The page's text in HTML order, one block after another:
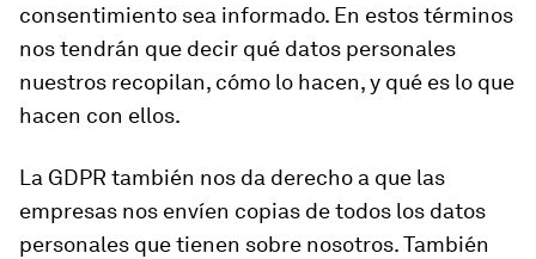
consentimiento sea informado. En estos términos
nos tendrán que decir qué datos personales
nuestros recopilan, cómo lo hacen, y qué es lo que
hacen con ellos.
La GDPR también nos da derecho a que las
empresas nos envíen copias de todos los datos
personales que tienen sobre nosotros. También